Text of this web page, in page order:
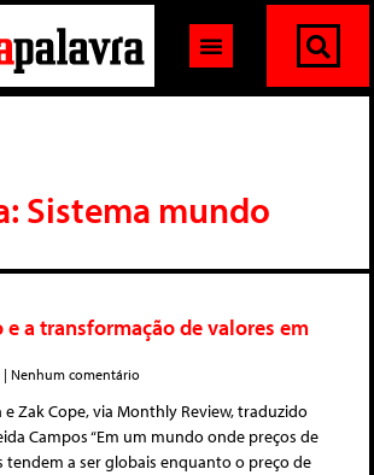
Sistema mundo
a transformação de valores em
Nenhum comentário
e Zak Cope, via Monthly Review, traduzido
Campos “Em um mundo onde preços de
tendem a ser globais enquanto o preço de